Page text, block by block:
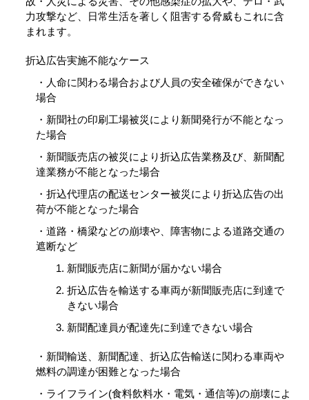
力攻撃など、日常生活を著しく阻害する脅威もこれに含
まれます。
折込広告実施不能なケース
・人命に関わる場合および人員の安全確保ができない
場合
・新聞社の印刷工場被災により新聞発行が不能となっ
た場合
・新聞販売店の被災により折込広告業務及び、新聞配
達業務が不能となった場合
・折込代理店の配送センター被災により折込広告の出
荷が不能となった場合
・道路・橋梁などの崩壊や、障害物による道路交通の
遮断など
新聞販売店に新聞が届かない場合
折込広告を輸送する車両が新聞販売店に到達で
きない場合
新聞配達員が配達先に到達できない場合
・新聞輸送、新聞配達、折込広告輸送に関わる車両や
燃料の調達が困難となった場合
・ライフライン(食料飲料水・電気・通信等)の崩壊によ